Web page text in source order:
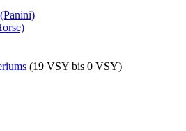
(19 VSY bis 0 VSY)